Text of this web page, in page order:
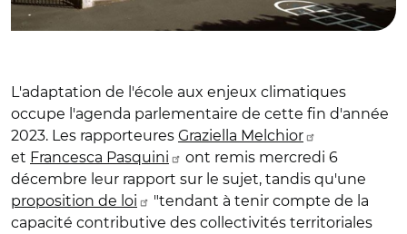
L'adaptation de l'école aux enjeux climatiques
occupe l'agenda parlementaire de cette fin d'année
2023. Les rapporteures Graziella Melchior
et Francesca Pasquini
ont remis mercredi 6
décembre leur rapport sur le sujet, tandis qu'une
proposition de loi
"tendant à tenir compte de la
capacité contributive des collectivités territoriales